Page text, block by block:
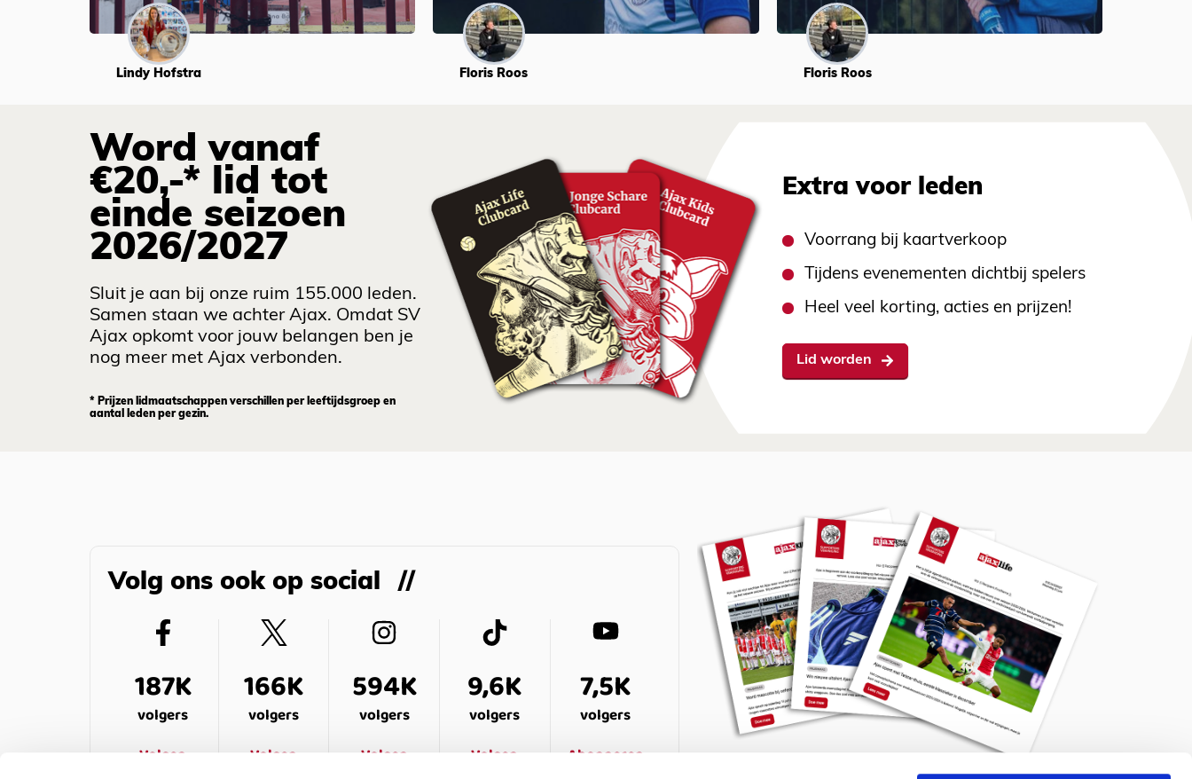
Lindy Hofstra Floris Roos Floris Roos
Word vanaf
€20,-* lid tot
einde seizoen
2026/2027
Sluit je aan bij onze ruim 155.000 leden.
Samen staan we achter Ajax. Omdat SV
Ajax opkomt voor jouw belangen ben je
nog meer met Ajax verbonden.
* Prijzen lidmaatschappen verschillen per leeftijdsgroep en
aantal leden per gezin.
Extra voor leden
Voorrang bij kaartverkoop
Tijdens evenementen dichtbij spelers
Heel veel korting, acties en prijzen!
Lid worden
Volg ons ook op social
187K
volgers
Volgen
166K
volgers
Volgen
594K
volgers
Volgen
9,6K
volgers
Volgen
7,5K
volgers
Abonneren